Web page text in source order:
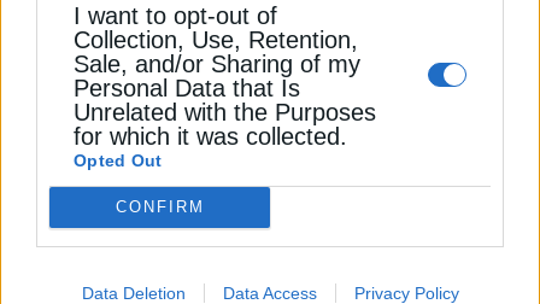
I want to opt-out of
Collection, Use, Retention,
Sale, and/or Sharing of my
Personal Data that Is
Unrelated with the Purposes
for which it was collected.
Opted Out
CONFIRM
Data Deletion Data Access Privacy Policy